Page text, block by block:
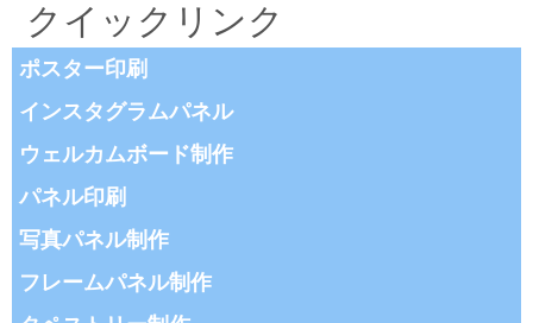
クイックリンク
ポスター印刷
インスタグラムパネル
ウェルカムボード制作
パネル印刷
写真パネル制作
フレームパネル制作